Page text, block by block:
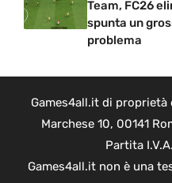
Team, FC26
spunta un
problema
Games4all.it di proprietà
Marchese 10, 00141
Partita
Games4all.it non è una